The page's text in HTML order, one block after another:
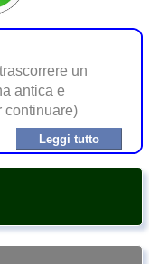
un
antica e
continuare)
Leggi tutto